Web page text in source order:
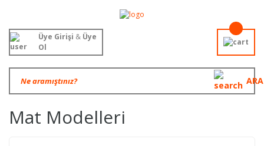
ARA
Üye Girişi &Üye
Ol
Mat Modelleri